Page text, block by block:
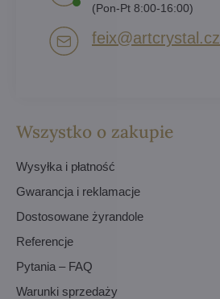
Wszystko o zakupie
Wysyłka i płatność
Gwarancja i reklamacje
Dostosowane żyrandole
Referencje
Pytania – FAQ
Warunki sprzedaży
(Pon-Pt 8:00-16:00)
feix​@artcrystal​.cz